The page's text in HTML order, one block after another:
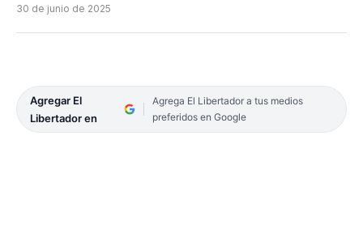
30 de junio de 2025
Agregar El
Libertador en
Agrega El Libertador a tus medios
preferidos en Google